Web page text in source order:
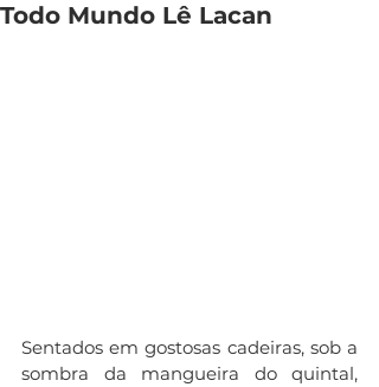
Todo Mundo Lê Lacan
Sentados em gostosas cadeiras, sob a
sombra da mangueira do quintal,